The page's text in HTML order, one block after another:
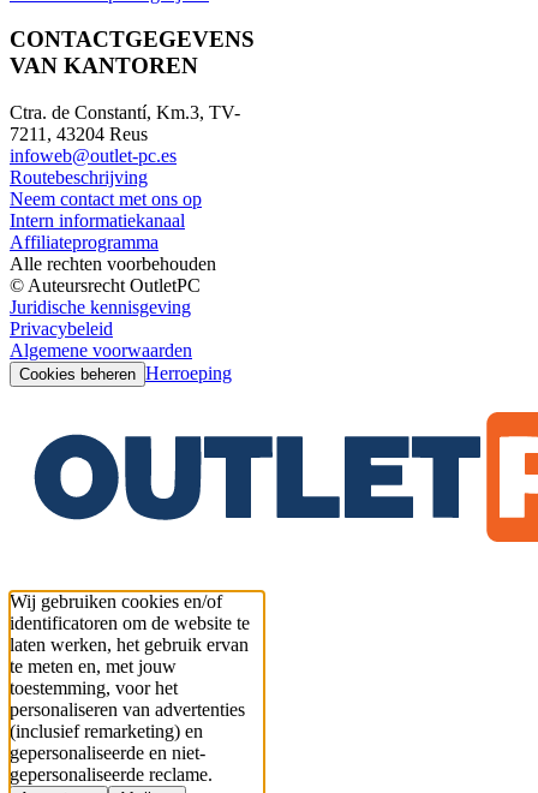
CONTACTGEGEVENS
VAN KANTOREN
Ctra. de Constantí, Km.3, TV-
7211, 43204 Reus
infoweb@outlet-pc.es
Routebeschrijving
Neem contact met ons op
Intern informatiekanaal
Affiliateprogramma
Alle rechten voorbehouden
© Auteursrecht OutletPC
Juridische kennisgeving
Privacybeleid
Algemene voorwaarden
Cookies beheren Herroeping
Wij gebruiken cookies en/of
identificatoren om de website te
laten werken, het gebruik ervan
te meten en, met jouw
toestemming, voor het
personaliseren van advertenties
(inclusief remarketing) en
gepersonaliseerde en niet-
gepersonaliseerde reclame.